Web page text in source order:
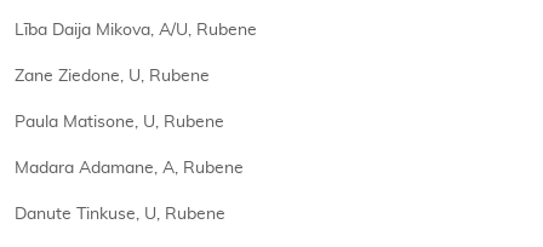
Lība Daija Mikova, A/U, Rubene
Zane Ziedone, U, Rubene
Paula Matisone, U, Rubene
Madara Adamane, A, Rubene
Danute Tinkuse, U, Rubene